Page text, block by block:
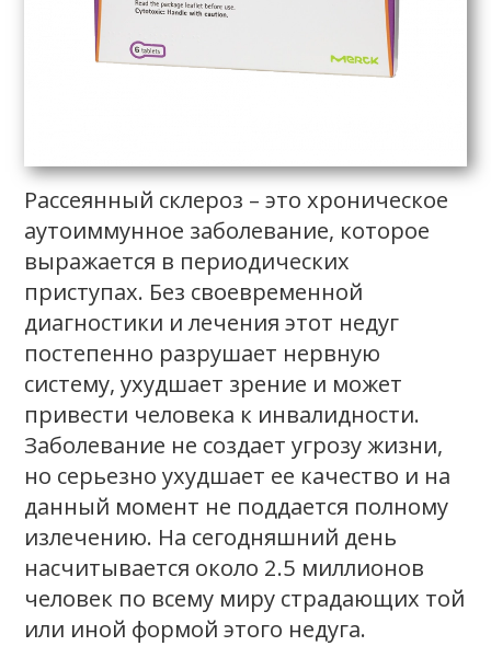
Рассеянный склероз – это хроническое
аутоиммунное заболевание, которое
выражается в периодических
приступах. Без своевременной
диагностики и лечения этот недуг
постепенно разрушает нервную
систему, ухудшает зрение и может
привести человека к инвалидности.
Заболевание не создает угрозу жизни,
но серьезно ухудшает ее качество и на
данный момент не поддается полному
излечению. На сегодняшний день
насчитывается около 2.5 миллионов
человек по всему миру страдающих той
или иной формой этого недуга.